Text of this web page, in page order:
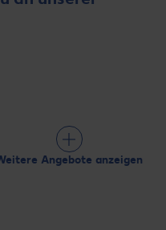
Angebote anzeigen